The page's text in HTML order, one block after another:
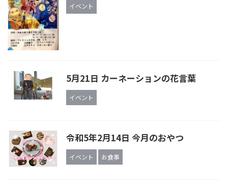
イベント
5月21日 カーネーションの花言葉
イベント
令和5年2月14日 今月のおやつ
イベント お食事